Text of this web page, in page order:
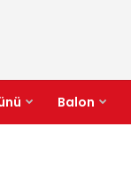
Balon